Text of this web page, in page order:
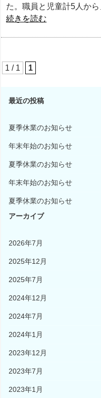
た。職員と児童計5人か
続きを読む
1 / 1 1
最近の投稿
夏季休業のお知らせ
年末年始のお知らせ
夏季休業のお知らせ
年末年始のお知らせ
夏季休業のお知らせ
アーカイブ
2026年7月
2025年12月
2025年7月
2024年12月
2024年7月
2024年1月
2023年12月
2023年7月
2023年1月